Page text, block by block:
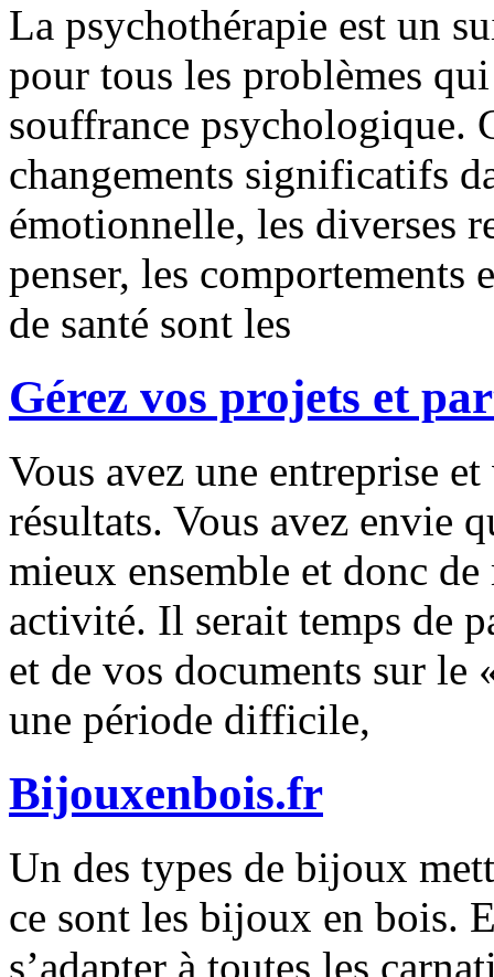
La psychothérapie est un
pour tous les problèmes
souffrance psychologique.
changements significatifs
émotionnelle, les diverses
penser, les comportements
de santé sont les
Gérez vos projets et
Vous avez une entreprise
résultats. Vous avez envie
mieux ensemble et donc
activité. Il serait temps de
et de vos documents sur le
une période difficile,
Bijouxenbois.fr
Un des types de bijoux
ce sont les bijoux en bois.
s’adapter à toutes les